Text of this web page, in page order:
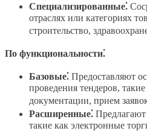
Специализированные⁚
отраслях или категориях
строительство,
По функциональности⁚
Базовые⁚ Предоставляют
проведения тендеров,
документации, прием
Расширенные⁚
такие как электронные